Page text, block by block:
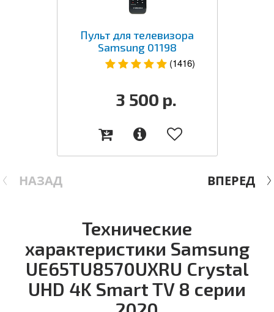
НАЗАД
Пульт для телевизора
Samsung 01198
(1416)
3 500 р.
ВПЕРЕД
Технические
характеристики Samsung
UE65TU8570UXRU Crystal
UHD 4K Smart TV 8 серии